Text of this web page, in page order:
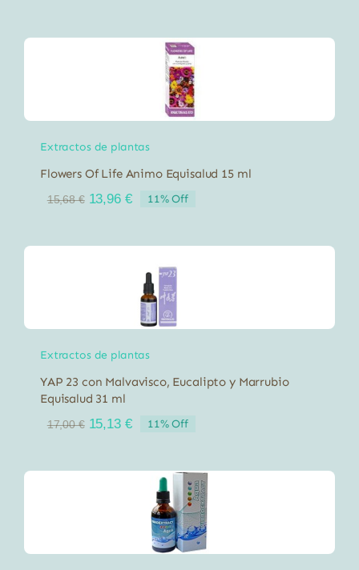
Extractos de plantas
Flowers Of Life Animo Equisalud 15 ml
15,68€ El
era:
13,96 €El
es:
11% Off
Extractos de plantas
YAP 23 con Malvavisco, Eucalipto y Marrubio
Equisalud 31 ml
17,00€ El
era:
15,13 €El
es:
15,13 €.
11% Off